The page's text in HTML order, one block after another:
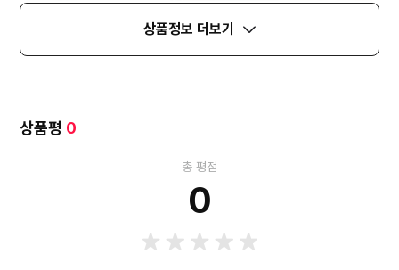
상품정보 더보기
상품평 0
총 평점
0